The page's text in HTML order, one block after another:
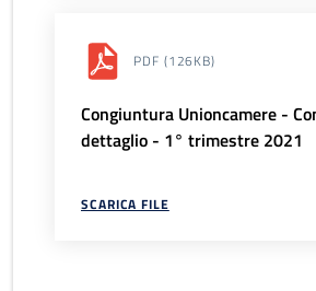
PDF (126KB)
Congiuntura Unioncamere -
dettaglio - 1° trimestre 2021
SCARICA FILE